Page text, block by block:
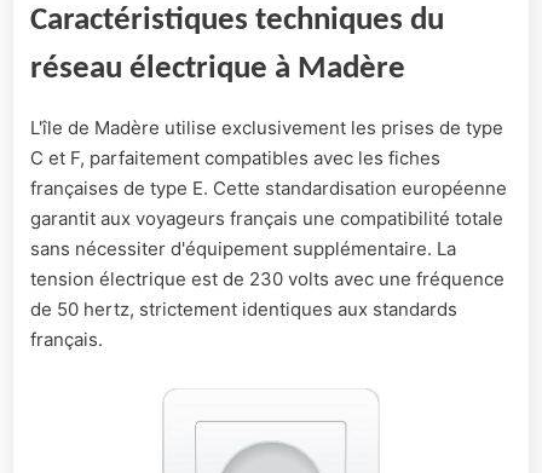
Caractéristiques techniques du
réseau électrique à Madère
L'île de Madère utilise exclusivement les prises de type
C et F, parfaitement compatibles avec les fiches
françaises de type E. Cette standardisation européenne
garantit aux voyageurs français une compatibilité totale
sans nécessiter d'équipement supplémentaire. La
tension électrique est de 230 volts avec une fréquence
de 50 hertz, strictement identiques aux standards
français.